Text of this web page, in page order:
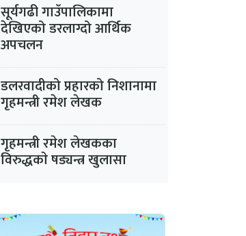
सूर्यगढी गाउँपालिकामा
देखिएको डरलाग्दो आर्थिक
अपचलन
डलरवादीको प्रहारको निशानामा
गृहमन्त्री रमेश लेखक
गृहमन्त्री रमेश लेखकका
विरुद्धकाे षड्यन्त्र खुलासा